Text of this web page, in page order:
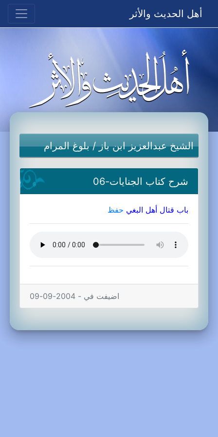
أهل الحديث والأثر
الشيخ عبدالعزيز ابن باز/بلوغ المرام
شرح كتاب الجنايات-06
باب قتال أهل البغي حفظ
اضيفت في - 2004-09-09